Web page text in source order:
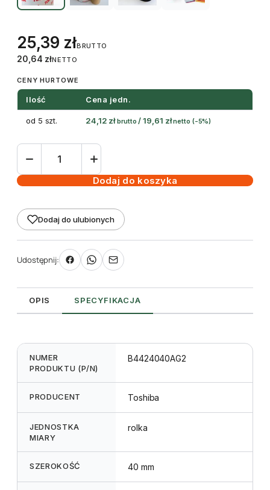
25,39 złBRUTTO
20,64 złNETTO
CENY HURTOWE
Ilość Cena jedn.
od 5 szt. 24,12 zł brutto /19,61 zł netto (-5%)
ilość
termotransferowa
żywiczna
40
mm
240m
-
Toshiba
Dodaj do koszyka
Dodaj do ulubionych
Udostępnij:
OPIS SPECYFIKACJA
NUMER
PRODUKTU (P/N)
B4424040AG2
PRODUCENT Toshiba
JEDNOSTKA
MIARY
rolka
SZEROKOŚĆ 40 mm